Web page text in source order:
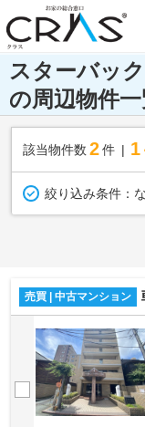
スターバッ
の周辺物件
該当物件数 2件 1
絞り込み条件：
売買 | 中古マンション